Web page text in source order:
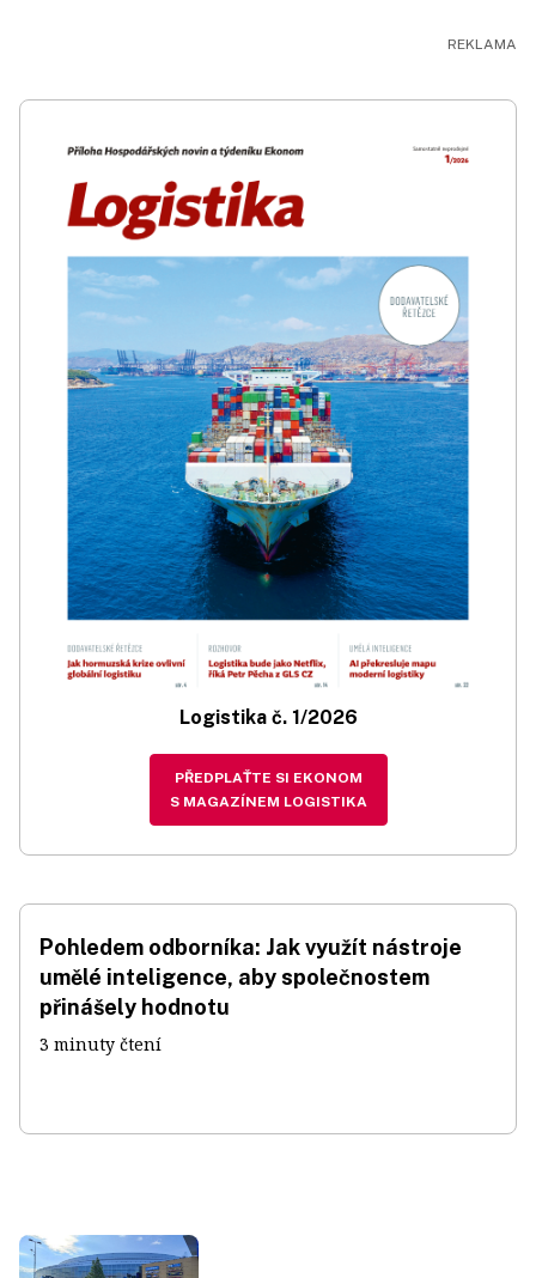
Logistika č. 1/2026
PŘEDPLAŤTE SI EKONOM
S MAGAZÍNEM LOGISTIKA
Pohledem odborníka: Jak využít nástroje
umělé inteligence, aby společnostem
přinášely hodnotu
3 minuty čtení